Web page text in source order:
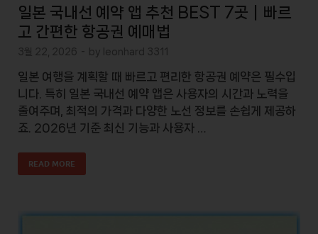
일본 국내선 예약 앱 추천 BEST 7곳｜빠르
고 간편한 항공권 예매법
3월 22, 2026 - by leonhard 3311
일본 여행을 계획할 때 빠르고 편리한 항공권 예약은 필수입
니다. 특히 일본 국내선 예약 앱은 사용자의 시간과 노력을
줄여주며, 최적의 가격과 다양한 노선 정보를 손쉽게 제공하
죠. 2026년 기준 최신 기능과 사용자 …
READ MORE